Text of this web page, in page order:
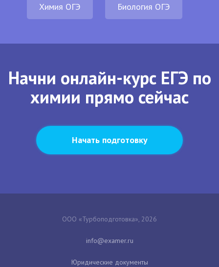
Химия ОГЭ Биология ОГЭ
Начни онлайн-курс ЕГЭ по
химии прямо сейчас
Начать подготовку
ООО «Турбоподготовка», 2026
Юридические документы